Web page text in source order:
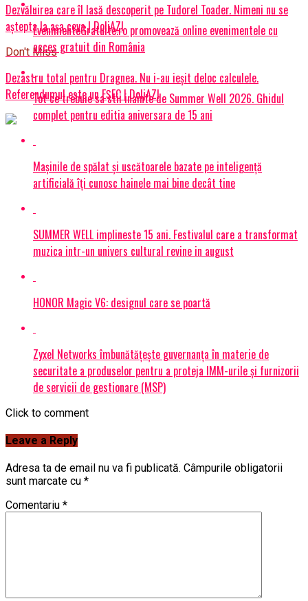
Dezvăluirea care îl lasă descoperit pe Tudorel Toader. Nimeni nu se
aștepta la așa ceva | DoljAZI
Don't Miss
Dezastru total pentru Dragnea. Nu i-au ieșit deloc calculele.
Referendumul este un EȘEC | DoljAZI
EvenimenteGratuite.ro promovează online evenimentele cu
acces gratuit din România
Tot ce trebuie sa stii inainte de Summer Well 2026. Ghidul
complet pentru editia aniversara de 15 ani
Mașinile de spălat și uscătoarele bazate pe inteligență
artificială îți cunosc hainele mai bine decât tine
SUMMER WELL implineste 15 ani. Festivalul care a transformat
muzica intr-un univers cultural revine in august
HONOR Magic V6: designul care se poartă
Zyxel Networks îmbunătățește guvernanța în materie de
securitate a produselor pentru a proteja IMM-urile și furnizorii
de servicii de gestionare (MSP)
Click to comment
Leave a Reply
Adresa ta de email nu va fi publicată. Câmpurile obligatorii
sunt marcate cu *
Comentariu *